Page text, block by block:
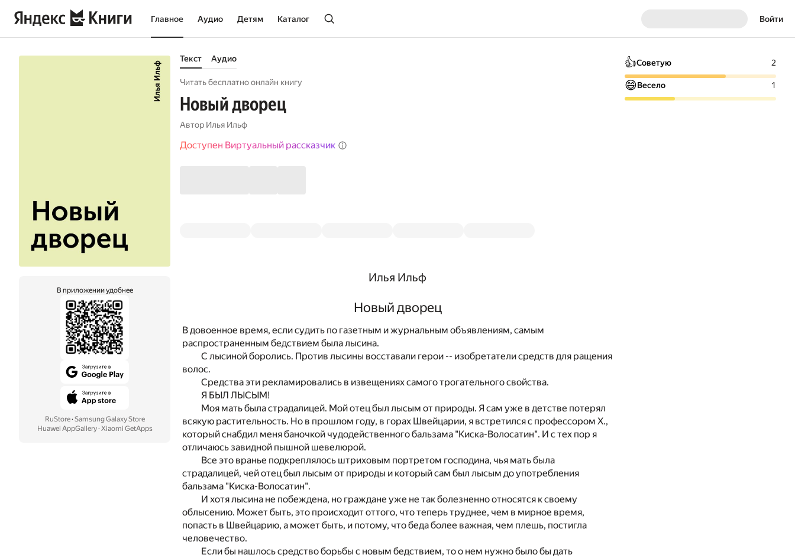
Главное Аудио Детям Каталог Войти
В приложении удобнее
RuStore· Samsung Galaxy Store
Huawei AppGallery· Xiaomi GetApps
Текст Аудио
Читать бесплатно онлайн книгу
Новый дворец
Автор Илья Ильф
Доступен Виртуальный рассказчик
Илья Ильф
Новый дворец
В довоенное время, если судить по газетным и журнальным объявлениям, самым
распространенным бедствием была лысина.
С лысиной боролись. Против лысины восставали герои -- изобретатели средств для ращения
волос.
Средства эти рекламировались в извещениях самого трогательного свойства.
Я БЫЛ ЛЫСЫМ!
Моя мать была страдалицей. Мой отец был лысым от природы. Я сам уже в детстве потерял
всякую растительность. Но в прошлом году, в горах Швейцарии, я встретился с профессором X.,
который снабдил меня баночкой чудодейственного бальзама "Киска-Волосатин". И с тех пор я
отличаюсь завидной пышной шевелюрой.
Все это вранье подкреплялось штриховым портретом господина, чья мать была
страдалицей, чей отец был лысым от природы и который сам был лысым до употребления
бальзама "Киска-Волосатин".
И хотя лысина не побеждена, но граждане уже не так болезненно относятся к своему
облысению. Может быть, это происходит оттого, что теперь труднее, чем в мирное время,
попасть в Швейцарию, а может быть, и потому, что беда более важная, чем плешь, постигла
человечество.
Если бы нашлось средство борьбы с новым бедствием, то о нем нужно было бы дать
👍Советую 2
😄Весело 1